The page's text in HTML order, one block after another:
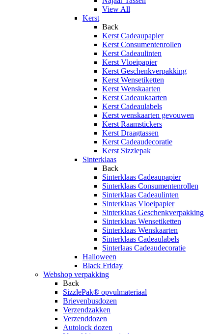
View All
Kerst
Back
Kerst Cadeaupapier
Kerst Consumentenrollen
Kerst Cadeaulinten
Kerst Vloeipapier
Kerst Geschenkverpakking
Kerst Wensetiketten
Kerst Wenskaarten
Kerst Cadeaukaarten
Kerst Cadeaulabels
Kerst wenskaarten gevouwen
Kerst Raamstickers
Kerst Draagtassen
Kerst Cadeaudecoratie
Kerst Sizzlepak
Sinterklaas
Back
Sinterklaas Cadeaupapier
Sinterklaas Consumentenrollen
Sinterklaas Cadeaulinten
Sinterklaas Vloeipapier
Sinterklaas Geschenkverpakking
Sinterklaas Wensetiketten
Sinterklaas Wenskaarten
Sinterklaas Cadeaulabels
Sinterlaas Cadeaudecoratie
Halloween
Black Friday
Webshop verpakking
Back
SizzlePak® opvulmateriaal
Brievenbusdozen
Verzendzakken
Verzenddozen
Autolock dozen